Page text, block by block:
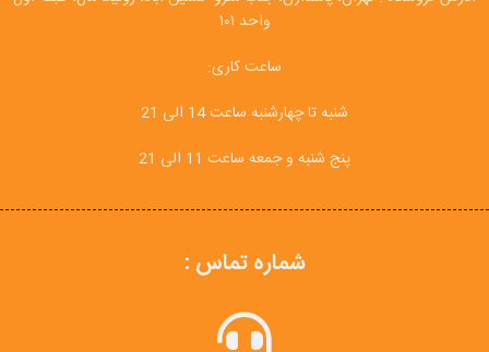
واحد ۱۰۱
ساعت کاری:
شنبه تا چهارشنبه ساعت 14 الی 21
پنج شنبه و جمعه ساعت 11 الی 21
شماره تماس :